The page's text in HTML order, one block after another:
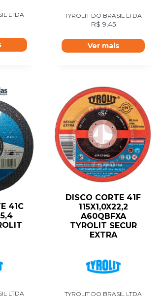
LTDA TYROLIT DO BRASIL LTDA
R$ 9,45
Ver mais
41C
LTDA
DISCO CORTE 41F
115X1,0X22,2
A60QBFXA
TYROLIT SECUR
EXTRA
TYROLIT DO BRASIL LTDA